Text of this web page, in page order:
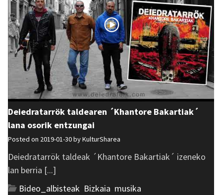
Deiedratarrök taldearen ´Khantore Bakartiak´
lana osorik entzungai
Posted on 2019-01-30 byKulturSharea
Deiedratarrök taldeak ´Khantore Bakartiak´ izeneko
lan berria [...]
Bideo_albisteak Bizkaia musika